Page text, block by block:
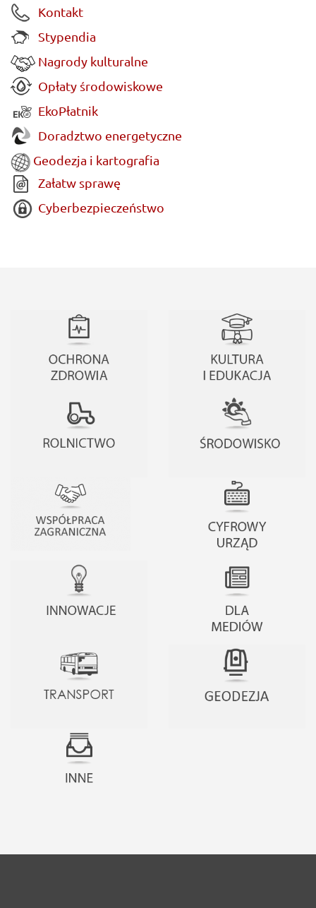
Kontakt
Stypendia
Nagrody kulturalne
Opłaty środowiskowe
EkoPłatnik
Doradztwo energetyczne
Geodezja i kartografia
Załatw sprawę
Cyberbezpieczeństwo